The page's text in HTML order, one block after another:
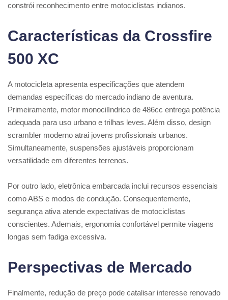
constrói reconhecimento entre motociclistas indianos.
Características da Crossfire
500 XC
A motocicleta apresenta especificações que atendem
demandas específicas do mercado indiano de aventura.
Primeiramente, motor monocilíndrico de 486cc entrega potência
adequada para uso urbano e trilhas leves. Além disso, design
scrambler moderno atrai jovens profissionais urbanos.
Simultaneamente, suspensões ajustáveis proporcionam
versatilidade em diferentes terrenos.
Por outro lado, eletrônica embarcada inclui recursos essenciais
como ABS e modos de condução. Consequentemente,
segurança ativa atende expectativas de motociclistas
conscientes. Ademais, ergonomia confortável permite viagens
longas sem fadiga excessiva.
Perspectivas de Mercado
Finalmente, redução de preço pode catalisar interesse renovado